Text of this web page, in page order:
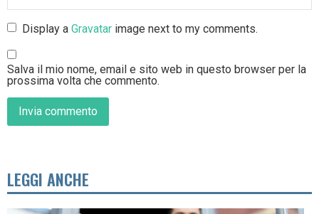
Display aGravatar image next to my comments.
Salva il mio nome, email e sito web in questo browser per la
prossima volta che commento.
LEGGI ANCHE